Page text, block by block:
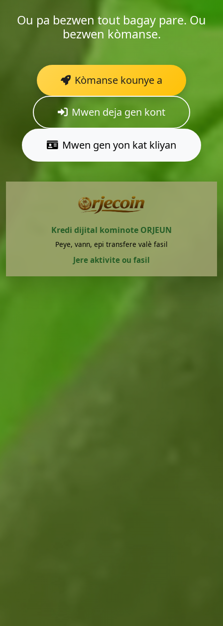
Ou pa bezwen tout bagay pare. Ou
bezwen kòmanse.
Kòmanse kounye a
Mwen deja gen kont
Mwen gen yon kat kliyan
Kredi dijital kominote ORJEUN
Peye, vann, epi transfere valè fasil
Jere aktivite ou fasil